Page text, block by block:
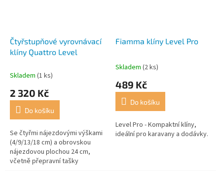
Čtyřstupňové vyrovnávací
klíny Quattro Level
Skladem (1 ks)
2 320 Kč
Do košíku
Se čtyřmi nájezdovými výškami
(4/9/13/18 cm) a obrovskou
nájezdovou plochou 24 cm,
včetně přepravní tašky
Fiamma klíny Level Pro
Průměrné
produktu
5,0
5
hvězdiček.
Skladem (2 ks)
489 Kč
Do košíku
Level Pro - Kompaktní klíny,
ideální pro karavany a dodávky.